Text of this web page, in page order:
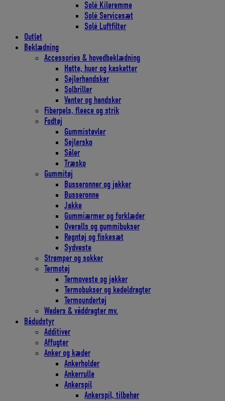
Solé Kileremme
Solé Servicesæt
Solé Luftfilter
Outlet
Beklædning
Accessories & hovedbeklædning
Hatte, huer og kasketter
Sejlerhandsker
Solbriller
Vanter og handsker
Fiberpels, fleece og strik
Fodtøj
Gummistøvler
Sejlersko
Såler
Træsko
Gummitøj
Busseronner og jakker
Busseronne
Jakke
Gummiærmer og forklæder
Overalls og gummibukser
Regntøj og fiskesæt
Sydveste
Strømper og sokker
Termotøj
Termoveste og jakker
Termobukser og kedeldragter
Termoundertøj
Waders & våddragter mv.
Bådudstyr
Additiver
Affugter
Anker og kæder
Ankerholder
Ankerrulle
Ankerspil
Ankerspil, tilbehør